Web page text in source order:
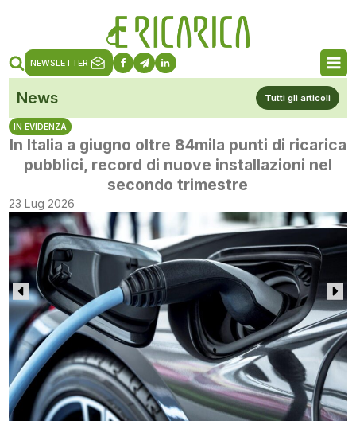
NEWSLETTER
News Tutti gli articoli
IN EVIDENZA
In Italia a giugno oltre 84mila punti di ricarica
pubblici, record di nuove installazioni nel
secondo trimestre
23 Lug 2026